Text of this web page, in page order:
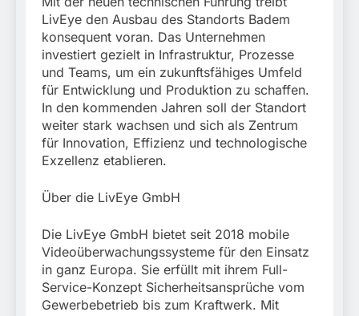
LivEye den Ausbau des Standorts Badem
konsequent voran. Das Unternehmen
investiert gezielt in Infrastruktur, Prozesse
und Teams, um ein zukunftsfähiges Umfeld
für Entwicklung und Produktion zu schaffen.
In den kommenden Jahren soll der Standort
weiter stark wachsen und sich als Zentrum
für Innovation, Effizienz und technologische
Exzellenz etablieren.
Über die LivEye GmbH
Die LivEye GmbH bietet seit 2018 mobile
Videoüberwachungssysteme für den Einsatz
in ganz Europa. Sie erfüllt mit ihrem Full-
Service-Konzept Sicherheitsansprüche vom
Gewerbebetrieb bis zum Kraftwerk. Mit